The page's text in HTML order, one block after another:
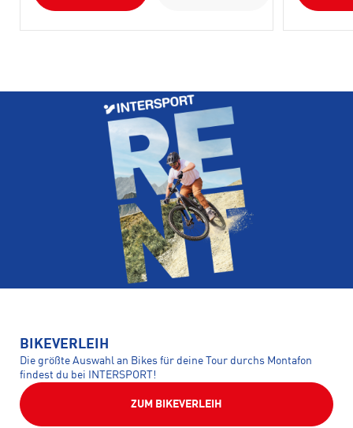
BIKEVERLEIH
Die größte Auswahl an Bikes für deine Tour durchs Montafon
findest du bei INTERSPORT!
ZUM BIKEVERLEIH